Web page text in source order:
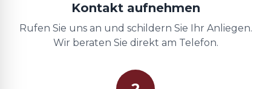
Kontakt aufnehmen
Rufen Sie uns an und schildern Sie Ihr Anliegen.
Wir beraten Sie direkt am Telefon.